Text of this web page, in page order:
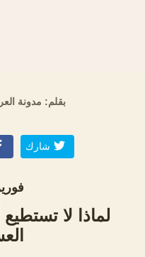
بقلم: مدونة
شارك
لماذا لا تستطيع